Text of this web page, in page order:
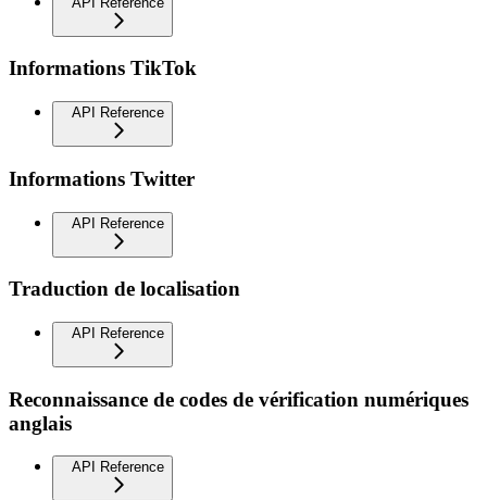
Informations TikTok
API Reference
Informations Twitter
API Reference
Traduction de localisation
API Reference
Reconnaissance de codes de vérification numériques
anglais
API Reference